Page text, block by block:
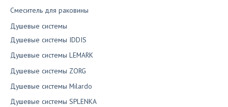
Смеситель для раковины
Душевые системы
Душевые системы IDDIS
Душевые системы LEMARK
Душевые системы ZORG
Душевые системы Milardo
Душевые системы SPLENKA